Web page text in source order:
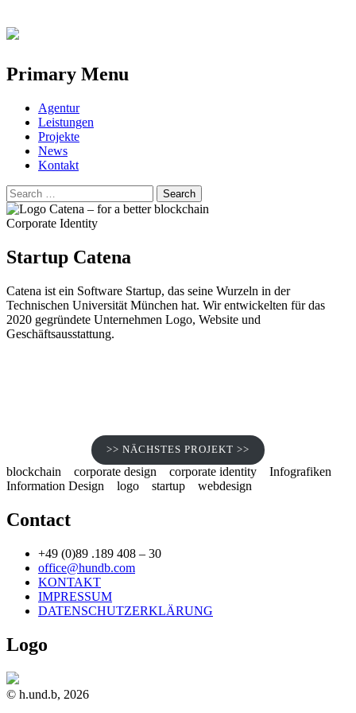
Primary Menu
Skip
content
Agentur
Leistungen
Projekte
News
Kontakt
Search
for:
Corporate Identity
Startup Catena
Catena ist ein Software Startup, das seine Wurzeln in der
Technischen Universität München hat. Wir entwickelten für das
2020 gegründete Unternehmen Logo, Website und
Geschäftsausstattung.
>> NÄCHSTES PROJEKT >>
blockchain corporate design corporate identity Infografiken
Information Design logo startup webdesign
Contact
+49 (0)89 .189 408 – 30
office@hundb.com
KONTAKT
IMPRESSUM
DATENSCHUTZERKLÄRUNG
Logo
© h.und.b, 2026